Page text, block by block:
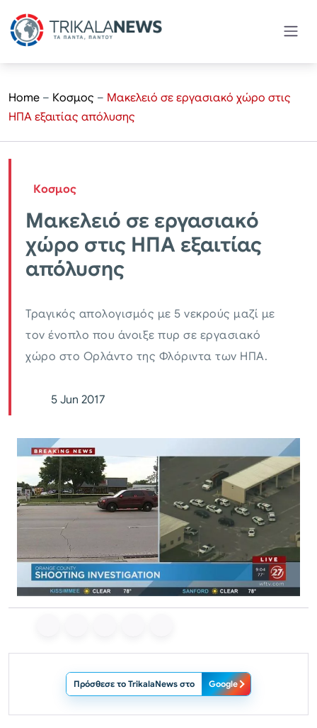
Home – Κοσμος – Μακελειό σε εργασιακό χώρο στις
ΗΠΑ εξαιτίας απόλυσης
Κοσμος
Μακελειό σε εργασιακό
χώρο στις ΗΠΑ εξαιτίας
απόλυσης
Τραγικός απολογισμός με 5 νεκρούς μαζί με
τον ένοπλο που άνοιξε πυρ σε εργασιακό
χώρο στο Ορλάντο της Φλόριντα των ΗΠΑ.
5 Jun 2017
Πρόσθεσε το TrikalaNews στο Google